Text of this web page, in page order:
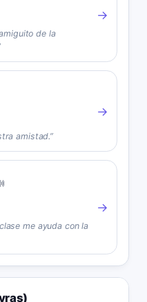
de la
→
amistad.”
→
me ayuda con la
→